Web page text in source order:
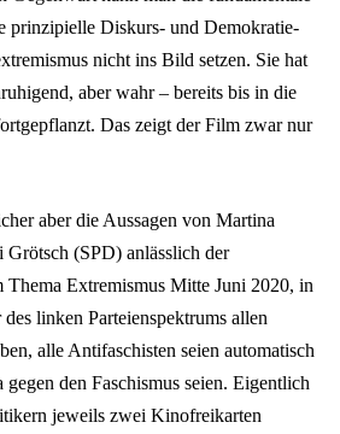
prinzipielle Diskurs- und Demokratie-
nicht ins Bild setzen. Sie hat
aber wahr – bereits bis in die
Das zeigt der Film zwar nur
aber die Aussagen von Martina
(SPD) anlässlich der
Thema Extremismus Mitte Juni 2020, in
linken Parteienspektrums allen
alle Antifaschisten seien automatisch
den Faschismus seien. Eigentlich
jeweils zwei Kinofreikarten